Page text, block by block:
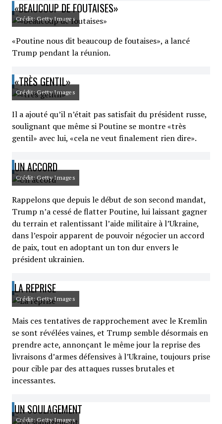
«BEAUCOUP DE FOUTAISES»
Crédit: Getty Images
«Poutine nous dit beaucoup de foutaises», a lancé
Trump pendant la réunion.
«TRÈS GENTIL»
Crédit: Getty Images
Il a ajouté qu’il n’était pas satisfait du président russe,
soulignant que même si Poutine se montre «très
gentil» avec lui, «cela ne veut finalement rien dire».
UN ACCORD
Crédit: Getty Images
Rappelons que depuis le début de son second mandat,
Trump n’a cessé de flatter Poutine, lui laissant gagner
du terrain et ralentissant l’aide militaire à l’Ukraine,
dans l’espoir apparent de pouvoir négocier un accord
de paix, tout en adoptant un ton dur envers le
président ukrainien.
LA REPRISE
Crédit: Getty Images
Mais ces tentatives de rapprochement avec le Kremlin
se sont révélées vaines, et Trump semble désormais en
prendre acte, annonçant le même jour la reprise des
livraisons d’armes défensives à l’Ukraine, toujours prise
pour cible par des attaques russes brutales et
incessantes.
UN SOULAGEMENT
Crédit: Getty Images